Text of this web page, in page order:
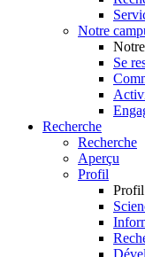
Notre
Se
Recherche
Recherche
Aperçu
Profil
Profil